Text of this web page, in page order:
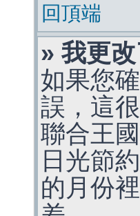
回頂端
» 我更
如果您
誤，這
聯合王
日光節
的月份